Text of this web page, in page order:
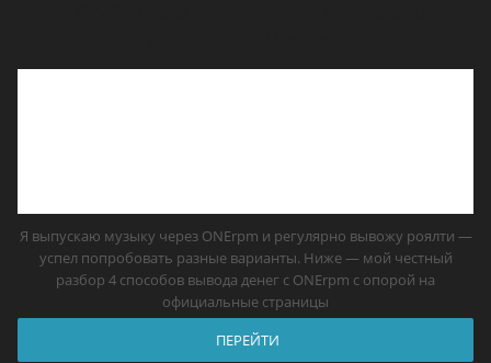
Я выпускаю музыку через ONErpm и регулярно вывожу роялти —
успел попробовать разные варианты. Ниже — мой честный
разбор 4 способов вывода денег с ONErpm с опорой на
официальные страницы
ПЕРЕЙТИ